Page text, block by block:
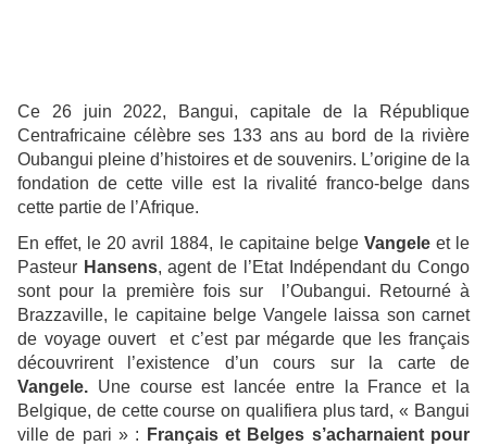
Ce 26 juin 2022, Bangui, capitale de la République
Centrafricaine célèbre ses 133 ans au bord de la rivière
Oubangui pleine d’histoires et de souvenirs. L’origine de la
fondation de cette ville est la rivalité franco-belge dans
cette partie de l’Afrique.
En effet, le 20 avril 1884, le capitaine belgeVangeleet le
Pasteur Hansens, agent de l’Etat Indépendant du Congo
sont pour la première fois sur l’Oubangui. Retourné à
Brazzaville, le capitaine belge Vangele laissa son carnet
de voyage ouvert et c’est par mégarde que les français
découvrirent l’existence d’un cours sur la carte de
Vangele. Une course est lancée entre la France et la
Belgique, de cette course on qualifiera plus tard, « Bangui
ville de pari » :
Français et Belges s’acharnaient pour